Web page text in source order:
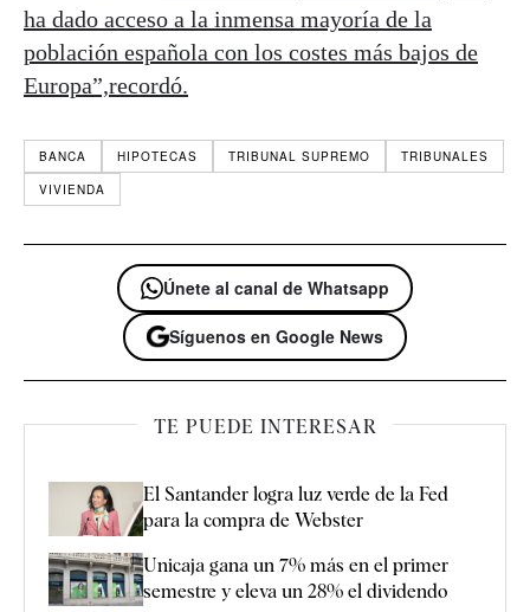
ha dado acceso a la inmensa mayoría de la
población española con los costes más bajos de
Europa”,recordó.
BANCA HIPOTECAS TRIBUNAL SUPREMO
TRIBUNALES
VIVIENDA
Únete al canal de Whatsapp
Síguenos en Google News
TE PUEDE INTERESAR
El Santander logra luz verde de la Fed
para la compra de Webster
Unicaja gana un 7% más en el primer
semestre y eleva un 28% el dividendo